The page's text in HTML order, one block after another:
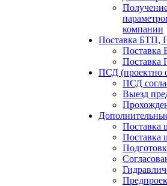
компании
Поставка БТП,
Поставка
Поставка
ПСД (проектно
ПСД
Выезд
Поставка